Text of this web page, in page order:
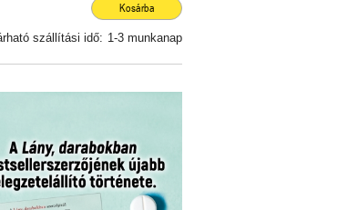
Kosárba
szállítási idő: 1-3 munkanap